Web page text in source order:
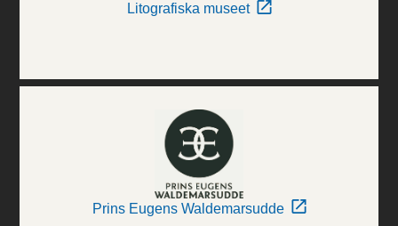
Litografiska museet
Prins Eugens Waldemarsudde